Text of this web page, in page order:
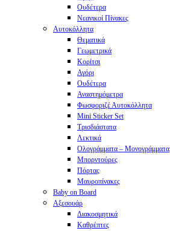
Ουδέτερα
Νεανικοί Πίνακες
Αυτοκόλλητα
Θεματικά
Γεωμετρικά
Κορίτσι
Αγόρι
Ουδέτερα
Αναστημόμετρα
Φωσφοριζέ Αυτοκόλλητα
Mini Sticker Set
Tρισδιάστατα
Λεκτικά
Ολογράμματα – Μονογράμματα
Μπορντούρες
Πόρτας
Μαυροπίνακες
Baby on Board
Αξεσουάρ
Διακοσμητικά
Καθρέπτες